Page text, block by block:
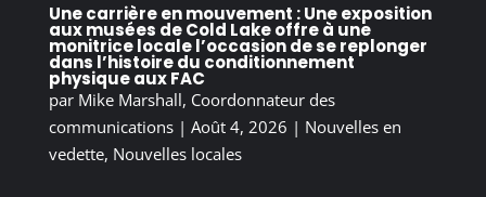
Une carrière en mouvement : Une exposition
aux musées de Cold Lake offre à une
monitrice locale l’occasion de se replonger
dans l’histoire du conditionnement
physique aux FAC
par Mike Marshall, Coordonnateur des
communications| Août 4, 2026 | Nouvelles en
vedette, Nouvelles locales